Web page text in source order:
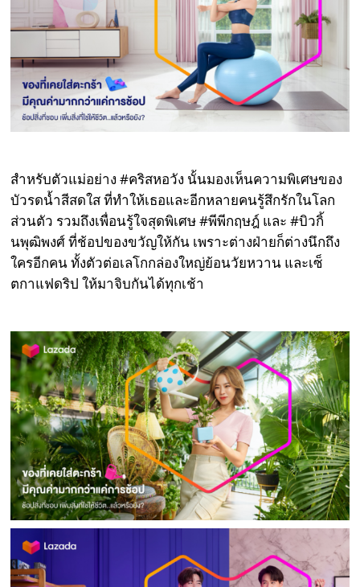
สำหรับตัวแม่อย่าง #คริสหอวัง นั้นมองเห็นความพิเศษของ
บัวรดน้ำสีสดใส ที่ทำให้เธอและอีกหลายคนรู้สึกรักในโลก
ส่วนตัว รวมถึงเพื่อนรู้ใจสุดพิเศษ #พีพีกฤษฎ์ และ #บิวกิ้
นพุฒิพงศ์ ที่ช้อปของขวัญให้กัน เพราะต่างฝ่ายก็ต่างนึกถึง
ใครอีกคน ทั้งตัวต่อเลโกกล่องใหญ่ย้อนวัยหวาน และเซ็
ตกาแฟดริป ให้มาจิบกันได้ทุกเช้า